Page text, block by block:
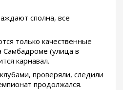
сполна, все
только качественные
Самбадроме (улица в
карнавал.
проверяли, следили
продолжался.